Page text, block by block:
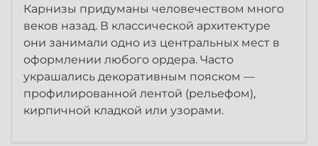
Карнизы придуманы человечеством много
веков назад. В классической архитектуре
они занимали одно из центральных мест в
оформлении любого ордера. Часто
украшались декоративным пояском —
профилированной лентой (рельефом),
кирпичной кладкой или узорами.